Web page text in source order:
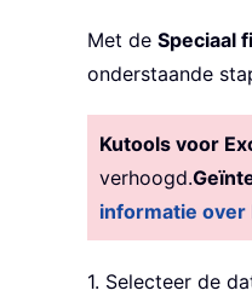
Met de Speciaal
onderstaande
Kutools voor
verhoogd.
informatie over
1. Selecteer de